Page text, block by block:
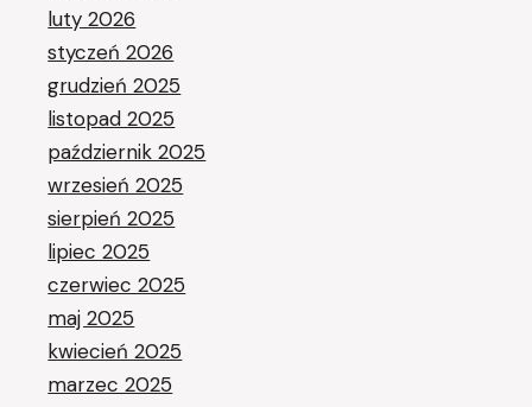
luty 2026
styczeń 2026
grudzień 2025
listopad 2025
październik 2025
wrzesień 2025
sierpień 2025
lipiec 2025
czerwiec 2025
maj 2025
kwiecień 2025
marzec 2025